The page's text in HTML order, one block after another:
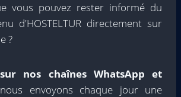
vous pouvez rester informé du
d'HOSTELTUR directement sur
?
sur nos chaînes WhatsApp et
envoyons chaque jour une